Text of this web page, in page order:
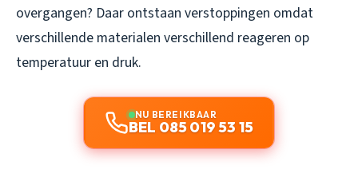
overgangen? Daar ontstaan verstoppingen omdat
verschillende materialen verschillend reageren op
temperatuur en druk.
NU BEREIKBAAR
BEL 085 019 53 15